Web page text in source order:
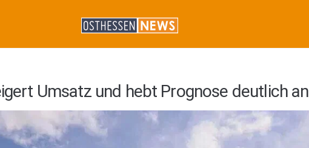
Umsatz und hebt Prognose deutlich an